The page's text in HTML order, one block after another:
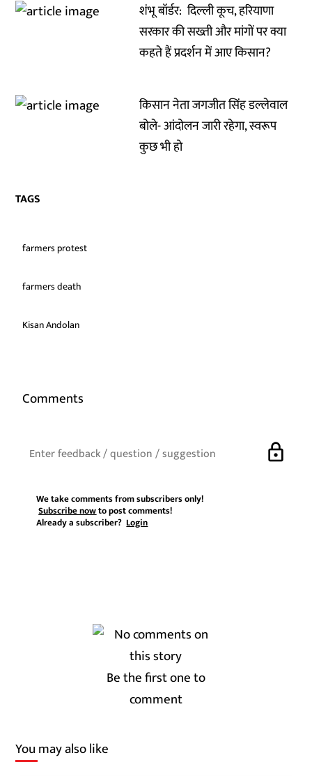
शंभू बॉर्डर: दिल्ली कूच, हरियाणा
सरकार की सख्ती और मांगों पर क्या
कहते हैं प्रदर्शन में आए किसान?
किसान नेता जगजीत सिंह डल्लेवाल
बोले- आंदोलन जारी रहेगा, स्वरूप
कुछ भी हो
TAGS
farmers protest
farmers death
Kisan Andolan
Comments
lock
We take comments from subscribers only!
Subscribe nowto post comments!
Already a subscriber?Login
Be the first one to
comment
You may also like